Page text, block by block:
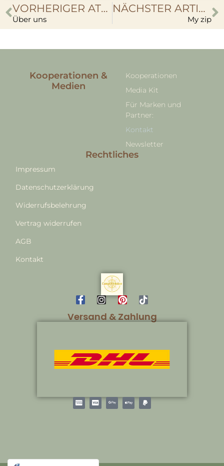
VORHERIGER ATRIKEL
Über uns
NÄCHSTER ARTIKEL
My zip
Rechtliches
Impressum
Datenschutzerklärung
Widerrufsbelehrung
Vertrag widerrufen
AGB
Kontakt
Kooperationen &
Medien
Kooperationen
Media Kit
Für Marken und
Partner:
Kontakt
Newsletter
Versand & Zahlung